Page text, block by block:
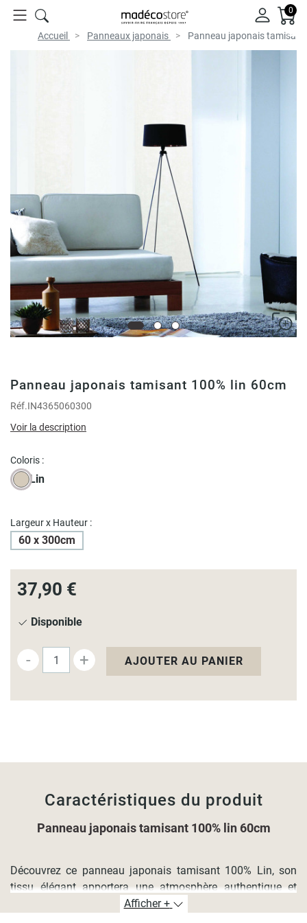
0
Accueil Panneaux japonais Panneau japonais tamisant
Panneau japonais tamisant 100% lin 60cm
Réf.IN4365060300
Voir la description
Coloris :
Lin
Largeur x Hauteur :
60 x 300cm
37,90 €
Disponible
- + AJOUTER AU PANIER
Caractéristiques du produit
Panneau japonais tamisant 100% lin 60cm
Découvrez ce panneau japonais tamisant 100% Lin, son
tissu élégant apportera une atmosphère authentique et
chaleureuse à votre intérieur.Afficher +